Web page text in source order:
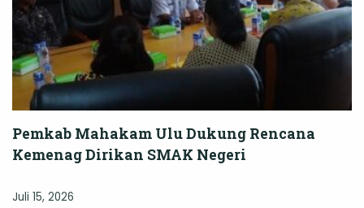
Pemkab Mahakam Ulu Dukung Rencana
Kemenag Dirikan SMAK Negeri
Juli 15, 2026